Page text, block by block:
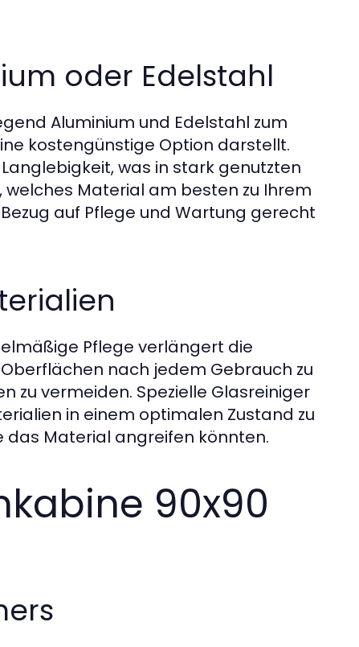
oder Edelstahl
Aluminium und Edelstahl zum
kostengünstige Option darstellt.
was in stark genutzten
welches Material am besten zu Ihrem
auf Pflege und Wartung gerecht
Pflege verlängert die
nach jedem Gebrauch zu
zu vermeiden. Spezielle Glasreiniger
in einem optimalen Zustand zu
das Material angreifen könnten.
90x90